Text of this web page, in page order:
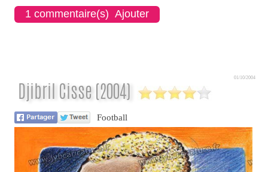
1 commentaire(s) Ajouter
Djibril Cisse (2004)
01/10/2004
Football